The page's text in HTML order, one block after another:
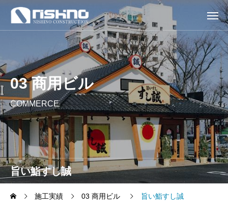
旨い鮨すし誠
03 商用ビル
COMMERCE
施工実績 03 商用ビル 旨い鮨すし誠